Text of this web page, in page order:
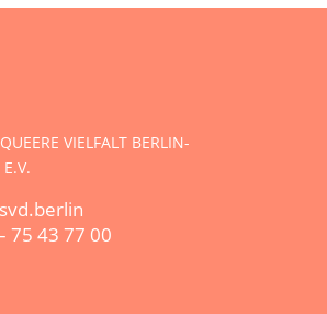
VIELFALT BERLIN-
75 43 77 00